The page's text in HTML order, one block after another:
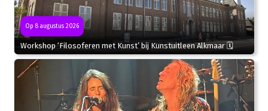
Op 8 augustus 2026
Workshop ‘Filosoferen met Kunst’ bij Kunstuitleen Alkmaar 🗓